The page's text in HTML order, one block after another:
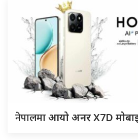
नेपालमाआयो अनर X7D